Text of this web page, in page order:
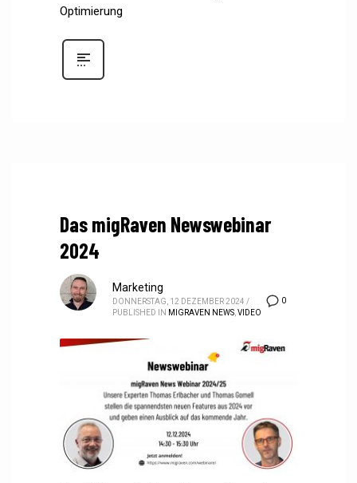
Optimierung
Das migRaven Newswebinar
2024
0
Marketing
DONNERSTAG, 12 DEZEMBER 2024 /
PUBLISHED IN MIGRAVEN NEWS VIDEO